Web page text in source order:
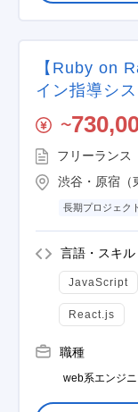
【Ruby on
イン指導シ
〜
フリーランス
渋谷・原宿（
長期プロジェク
言語・スキル
JavaScript
React.js
職種
web系エンジ